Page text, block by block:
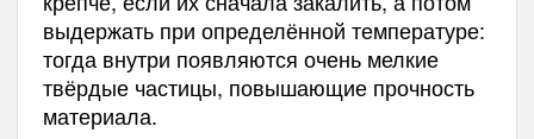
выдержать при определённой температуре:
тогда внутри появляются очень мелкие
твёрдые частицы, повышающие прочность
материала.